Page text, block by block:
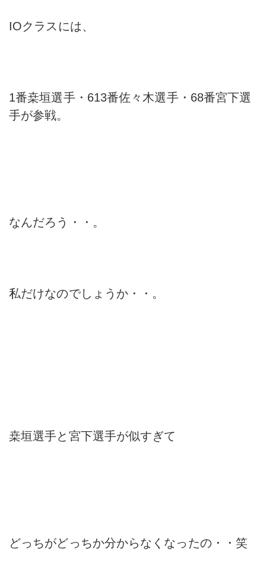
IOクラスには、
1番桒垣選手・613番佐々木選手・68番宮下選
手が参戦。
なんだろう・・。
私だけなのでしょうか・・。
桒垣選手と宮下選手が似すぎて
どっちがどっちか分からなくなったの・・笑